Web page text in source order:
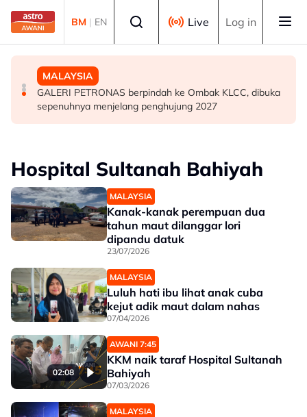
Skip to main content
BM | EN Live Log in
MALAYSIA
Polis Marin rampas 11.45 tan serbuk ketum di Tuaran
MALAYSIA
Malaysia mesti capai kedudukan kelompok 10 terbaik
Indeks Keamanan Global - Saifuddin Nasution
MALAYSIA
GALERI PETRONAS berpindah ke Ombak KLCC, dibuka
sepenuhnya menjelang penghujung 2027
Hospital Sultanah Bahiyah
MALAYSIA
Kanak-kanak perempuan dua
tahun maut dilanggar lori
dipandu datuk
23/07/2026
MALAYSIA
Luluh hati ibu lihat anak cuba
kejut adik maut dalam nahas
07/04/2026
02:08
AWANI 7:45
KKM naik taraf Hospital Sultanah
Bahiyah
07/03/2026
MALAYSIA